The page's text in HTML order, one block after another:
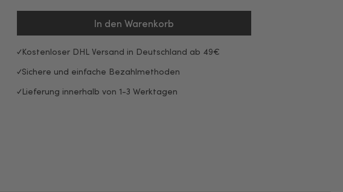
In den Warenkorb
Kostenloser DHL Versand in Deutschland ab 49€
Sichere und einfache Bezahlmethoden
Lieferung innerhalb von 1-3 Werktagen